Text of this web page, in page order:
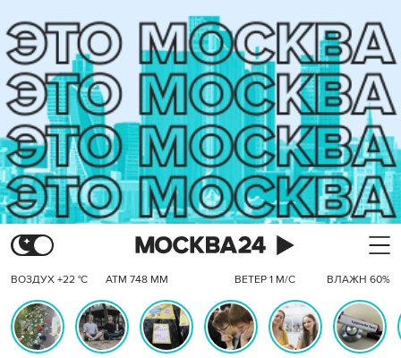
ВОЗДУХ +22 °C АТМ 748 ММ ВЕТЕР 1 М/С ВЛАЖН 60%